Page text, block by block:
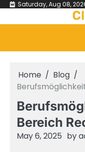
Skip Saturday, Aug 08,
Home
Blog
Bereich
May 6, 2025 by